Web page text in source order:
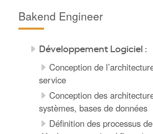
Bakend Engineer
Développement Logiciel :
Conception de
service
Conception des
systèmes, bases de données
Définition des processus de